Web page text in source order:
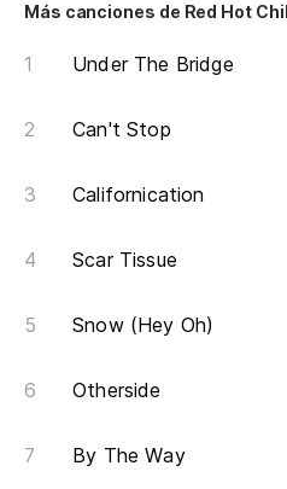
Más canciones de Red Hot
Under The Bridge
Can't Stop
Californication
Scar Tissue
Snow (Hey Oh)
Otherside
By The Way